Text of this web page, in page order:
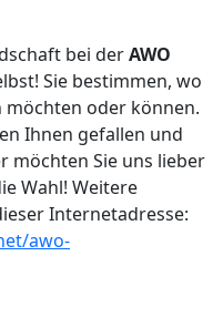
bei derAWO
Sie bestimmen, wo
möchten oder können.
Ihnen gefallen und
möchten Sie uns lieber
Wahl! Weitere
Internetadresse:
awo-